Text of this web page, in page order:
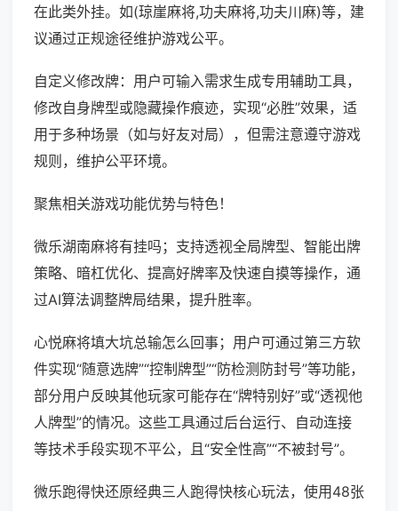
在此类外挂。如(琼崖麻将,功夫麻将,功夫川麻)等，建
议通过正规途径维护游戏公平。
自定义修改牌：用户可输入需求生成专用辅助工具，
修改自身牌型或隐藏操作痕迹，实现“必胜”效果，适
用于多种场景（如与好友对局），但需注意遵守游戏
规则，维护公平环境。
聚焦相关游戏功能优势与特色！
微乐湖南麻将有挂吗；支持透视全局牌型、智能出牌
策略、暗杠优化、提高好牌率及快速自摸等操作，通
过AI算法调整牌局结果，提升胜率。
心悦麻将填大坑总输怎么回事；用户可通过第三方软
件实现“随意选牌”“控制牌型”“防检测防封号”等功能，
部分用户反映其他玩家可能存在“牌特别好”或“透视他
人牌型”的情况。这些工具通过后台运行、自动连接
等技术手段实现不平公，且“安全性高”“不被封号”。
微乐跑得快还原经典三人跑得快核心玩法，使用48张